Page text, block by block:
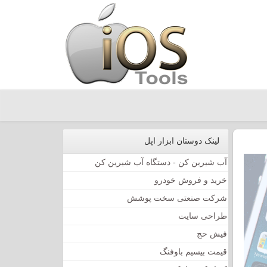
لینک دوستان ابزار اپل
آب شیرین کن - دستگاه آب شیرین کن
خرید و فروش خودرو
شرکت صنعتی سخت پوشش
طراحی سایت
فیش حج
قیمت بیسیم باوفنگ